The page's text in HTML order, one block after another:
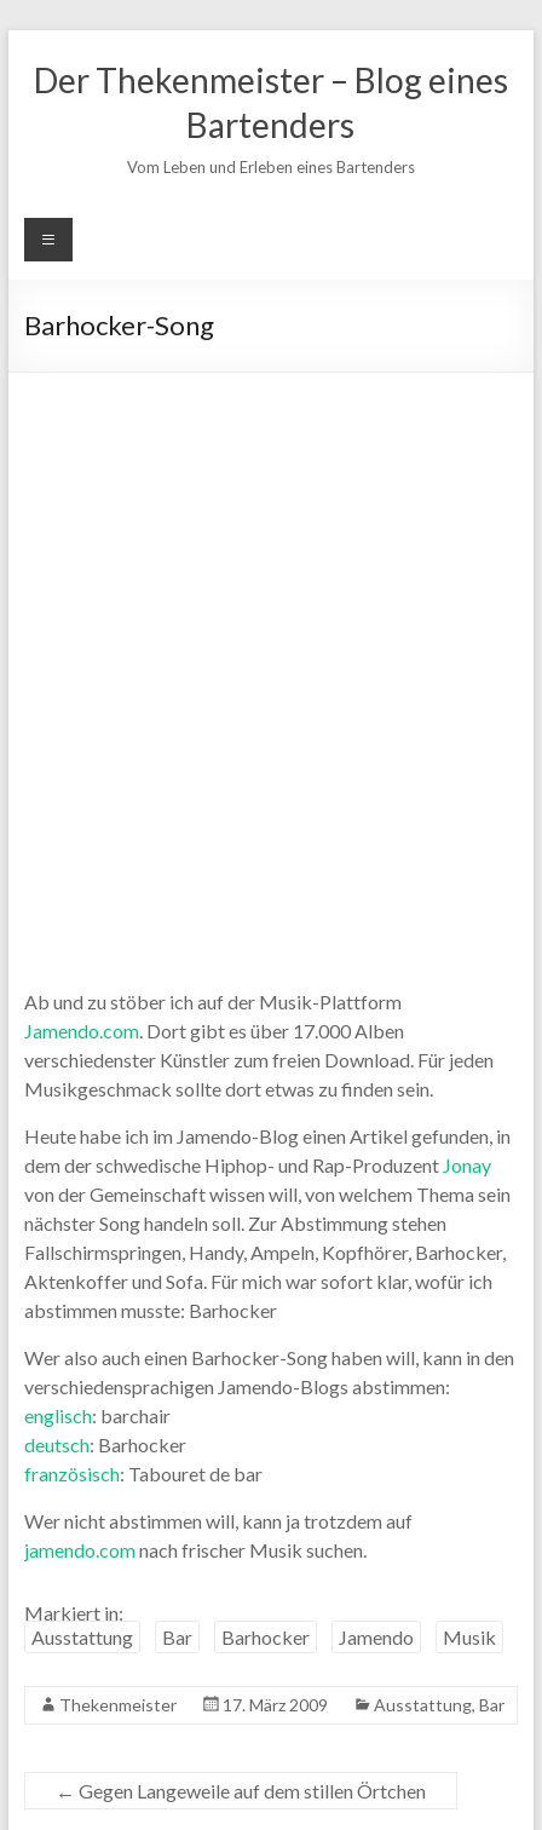
Inhalt
springen
Der Thekenmeister – Blog eines
Bartenders
Vom Leben und Erleben eines Bartenders
Barhocker-Song
Ab und zu stöber ich auf der Musik-Plattform
Jamendo.com. Dort gibt es über 17.000 Alben
verschiedenster Künstler zum freien Download. Für jeden
Musikgeschmack sollte dort etwas zu finden sein.
Heute habe ich im Jamendo-Blog einen Artikel gefunden, in
dem der schwedische Hiphop- und Rap-Produzent Jonay
von der Gemeinschaft wissen will, von welchem Thema sein
nächster Song handeln soll. Zur Abstimmung stehen
Fallschirmspringen, Handy, Ampeln, Kopfhörer, Barhocker,
Aktenkoffer und Sofa. Für mich war sofort klar, wofür ich
abstimmen musste: Barhocker
Wer also auch einen Barhocker-Song haben will, kann in den
verschiedensprachigen Jamendo-Blogs abstimmen:
englisch: barchair
deutsch: Barhocker
französisch: Tabouret de bar
Wer nicht abstimmen will, kann ja trotzdem auf
jamendo.comnach frischer Musik suchen.
Markiert in:
Ausstattung
Bar Barhocker Jamendo Musik
Thekenmeister 17. März 2009 Ausstattung, Bar
← Gegen Langeweile auf dem stillen Örtchen